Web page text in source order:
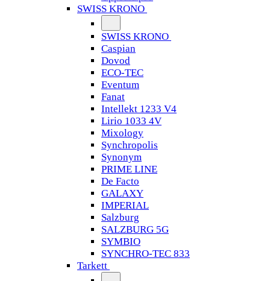
SWISS KRONO
SWISS KRONO
Caspian
Dovod
ECO-TEC
Eventum
Fanat
Intellekt 1233 V4
Lirio 1033 4V
Mixology
Synchropolis
Synonym
PRIME LINE
De Facto
GALAXY
IMPERIAL
Salzburg
SALZBURG 5G
SYMBIO
SYNCHRO-TEC 833
Tarkett